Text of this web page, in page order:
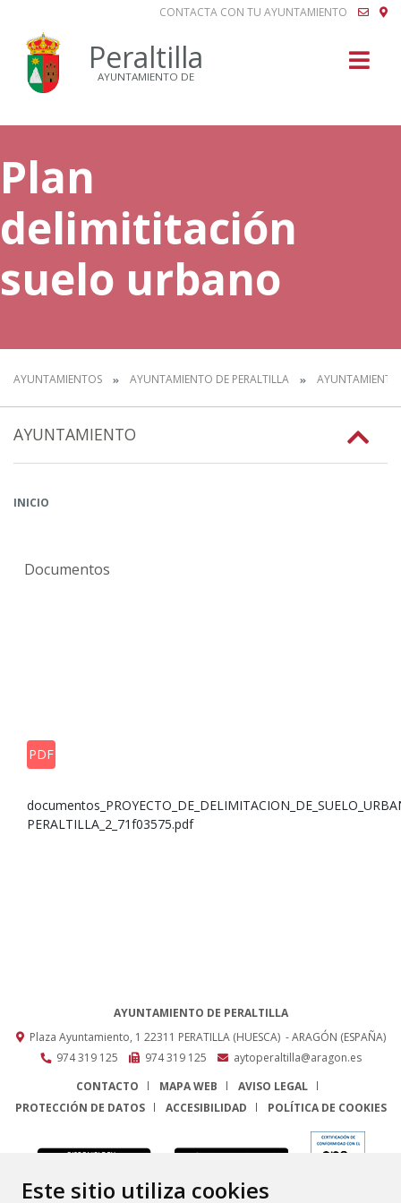
Este sitio utiliza cookies
CONTACTA CON TU AYUNTAMIENTO
Peraltilla
AYUNTAMIENTO DE
Plan
delimititación
suelo urbano
AYUNTAMIENTOS AYUNTAMIENTO DE PERALTILLA AYUNTAMIENTO
AYUNTAMIENTO
INICIO
Documentos
PDF
PERALTILLA_2_71f03575.pdf
AYUNTAMIENTO DE PERALTILLA
Plaza Ayuntamiento, 1 22311 PERATILLA (HUESCA) - ARAGÓN (ESPAÑA)
974 319 125
974 319 125
aytoperaltilla@aragon.es
CONTACTO
MAPA WEB
AVISO LEGAL
PROTECCIÓN DE DATOS
ACCESIBILIDAD POLÍTICA DE COOKIES